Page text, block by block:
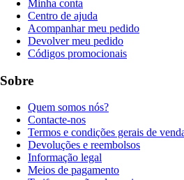
Minha conta
Centro de ajuda
Acompanhar meu pedido
Devolver meu pedido
Códigos promocionais
Sobre
Quem somos nós?
Contacte-nos
Termos e condições gerais de
Devoluções e reembolsos
Informação legal
Meios de pagamento